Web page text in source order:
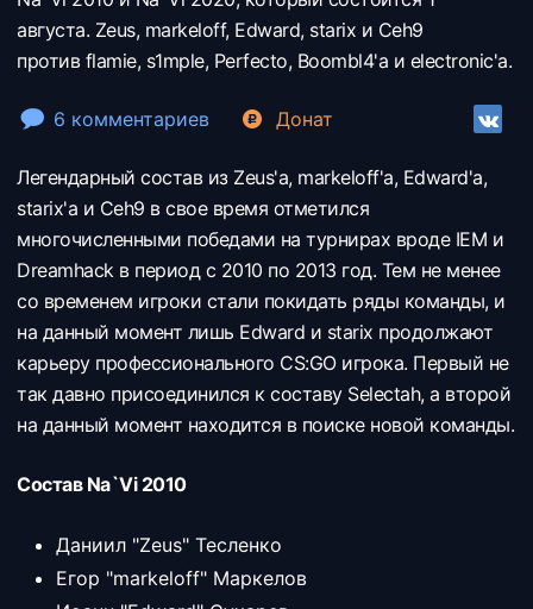
августа. Zeus, markeloff, Edward, starix и Ceh9
против flamie, s1mple, Perfecto, Boombl4'a и electronic'a.
6 комментариев Донат
Легендарный состав из Zeus'a, markeloff'a, Edward'a,
starix'a и Ceh9 в свое время отметился
многочисленными победами на турнирах вроде IEM и
Dreamhack в период с 2010 по 2013 год. Тем не менее
со временем игроки стали покидать ряды команды, и
на данный момент лишь Edward и starix продолжают
карьеру профессионального CS:GO игрока. Первый не
так давно присоединился к составу Selectah, а второй
на данный момент находится в поиске новой команды.
Состав Na`Vi 2010
Даниил "Zeus" Тесленко
Егор "markeloff" Маркелов